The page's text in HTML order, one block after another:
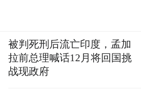
被判死刑后流亡印度，孟加
拉前总理喊话12月将回国挑
战现政府